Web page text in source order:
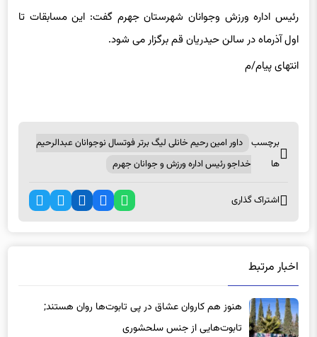
رئیس اداره ورزش وجوانان شهرستان جهرم گفت: این مسابقات تا
اول آذرماه در سالن حیدریان قم برگزار می شود.
انتهای پیام/م
برچسب
ها
داور امین رحیم خانلی لیگ برتر فوتسال نوجوانان عبدالرحیم
خداجو رئیس اداره ورزش و جوانان جهرم
اشتراک گذاری
اخبار مرتبط
هنوز هم کاروان عشاق در پی تابوت‌ها روان هستند;
تابوت‌هایی از جنس سلحشوری